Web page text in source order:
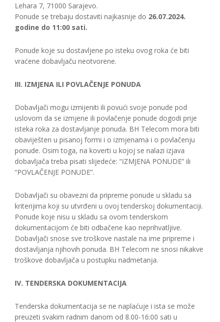
Lehara 7, 71000 Sarajevo.
Ponude se trebaju dostaviti najkasnije do 26.07.2024.
godine do 11:00 sati.
Ponude koje su dostavljene po isteku ovog roka će biti
vraćene dobavljaču neotvorene.
III. IZMJENA ILI POVLAČENJE PONUDA
Dobavljači mogu izmijeniti ili povući svoje ponude pod
uslovom da se izmjene ili povlačenje ponude dogodi prije
isteka roka za dostavljanje ponuda. BH Telecom mora biti
obaviješten u pisanoj formi i o izmjenama i o povlačenju
ponude. Osim toga, na koverti u kojoj se nalazi izjava
dobavljača treba pisati slijedeće: “IZMJENA PONUDE” ili
“POVLAČENJE PONUDE”.
Dobavljači su obavezni da pripreme ponude u skladu sa
kriterijima koji su utvrđeni u ovoj tenderskoj dokumentaciji.
Ponude koje nisu u skladu sa ovom tenderskom
dokumentacijom će biti odbačene kao neprihvatljive.
Dobavljači snose sve troškove nastale na ime pripreme i
dostavljanja njihovih ponuda. BH Telecom ne snosi nikakve
troškove dobavljača u postupku nadmetanja.
IV. TENDERSKA DOKUMENTACIJA
Tenderska dokumentacija se ne naplaćuje i ista se može
preuzeti svakim radnim danom od 8.00-16:00 sati u